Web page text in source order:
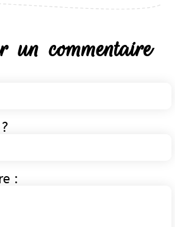
un commentaire
: